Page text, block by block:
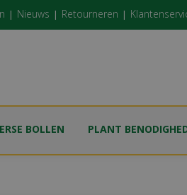
Nieuws Retourneren
BOLLEN PLANT